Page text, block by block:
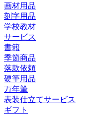
画材用品
刻字用品
学校教材
サービス
書籍
季節商品
落款依頼
硬筆用品
万年筆
表装仕立てサービス
ギフト